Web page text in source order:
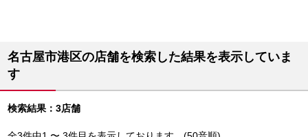
名古屋市港区の店舗を検索した結果を表示していま
す
検索結果：3店舗